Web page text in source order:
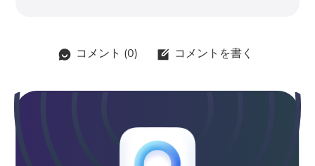
コメント (0) コメントを書く